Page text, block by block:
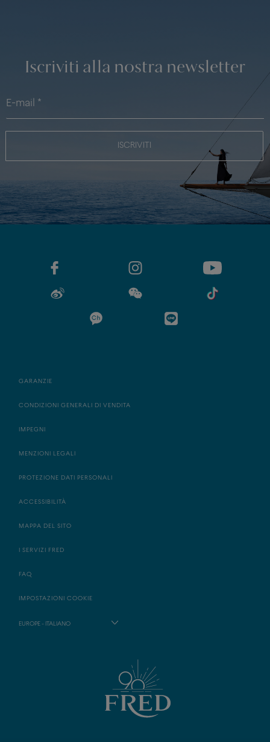
Iscriviti alla nostra newsletter
ISCRIVITI
GARANZIE
CONDIZIONI GENERALI DI VENDITA
IMPEGNI
MENZIONI LEGALI
PROTEZIONE DATI PERSONALI
ACCESSIBILITÀ
MAPPA DEL SITO
I SERVIZI FRED
FAQ
IMPOSTAZIONI COOKIE
EUROPE - ITALIANO